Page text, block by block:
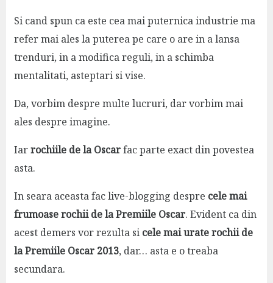
Si cand spun ca este cea mai puternica industrie ma
refer mai ales la puterea pe care o are in a lansa
trenduri, in a modifica reguli, in a schimba
mentalitati, asteptari si vise.
Da, vorbim despre multe lucruri, dar vorbim mai
ales despre imagine.
Iarrochiile de la Oscarfac parte exact din povestea
asta.
In seara aceasta fac live-blogging despre cele mai
frumoase rochii de la Premiile Oscar. Evident ca din
acest demers vor rezulta si cele mai urate rochii de
la Premiile Oscar 2013, dar… asta e o treaba
secundara.